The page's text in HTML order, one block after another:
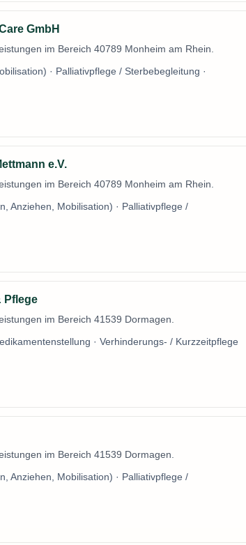
GmbH
im Bereich 40789 Monheim am Rhein.
· Palliativpflege / Sterbebegleitung ·
e.V.
im Bereich 40789 Monheim am Rhein.
Anziehen, Mobilisation) · Palliativpflege /
Pflege
im Bereich 41539 Dormagen.
· Verhinderungs- / Kurzzeitpflege
im Bereich 41539 Dormagen.
Anziehen, Mobilisation) · Palliativpflege /